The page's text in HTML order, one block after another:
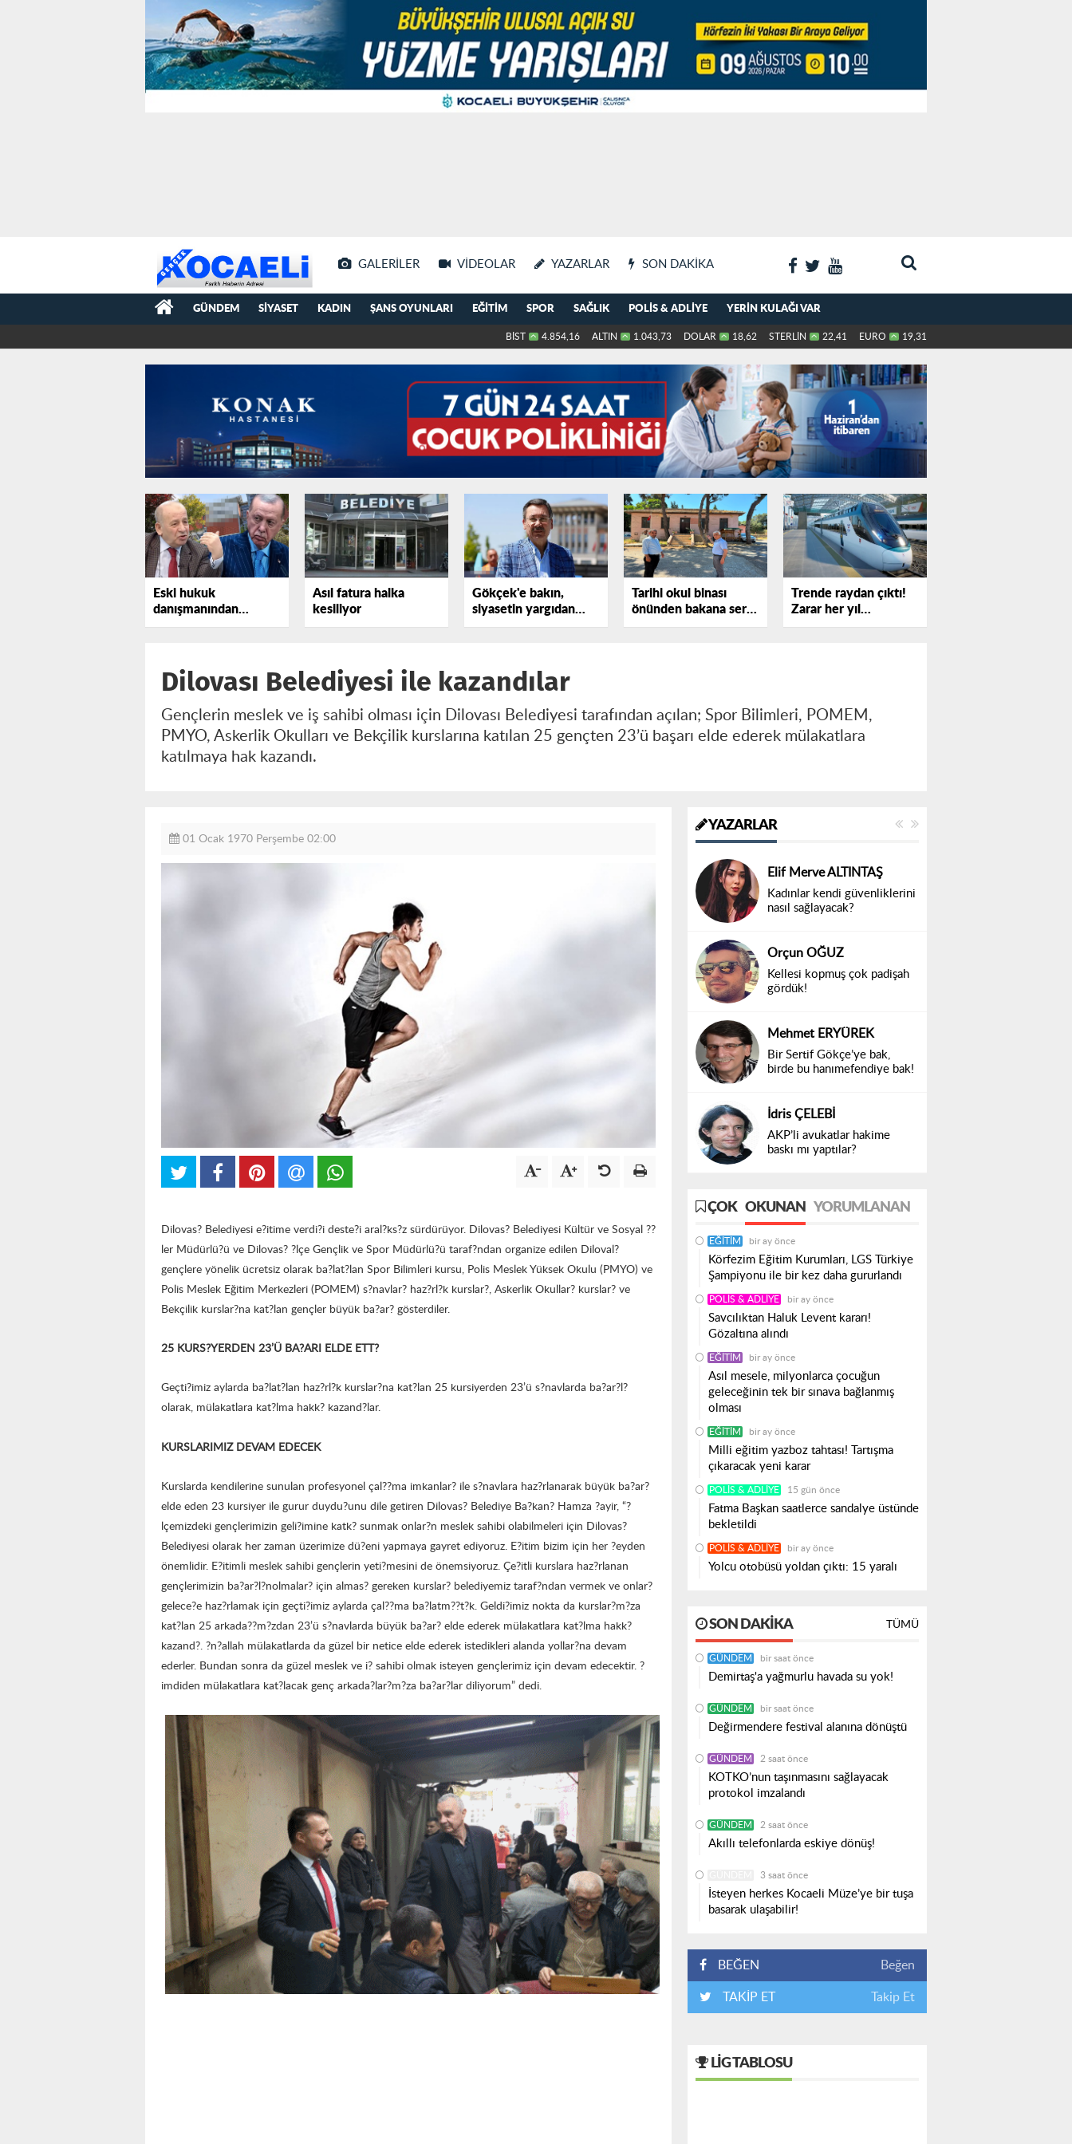
GALERILER VIDEOLAR YAZARLAR SON DAKIKA
GÜNDEM SIYASET KADIN ŞANS OYUNLARI EĞITIM SPOR SAĞLIK POLIS & ADLIYE YERIN KULAĞI VAR
BİST 4.854,16 ALTIN 1.043,73 DOLAR 18,62 STERLİN 22,41 EURO 19,31
Eski hukuk
danışmanından
Erdoğan'a bir uyarı
Asıl fatura halka
kesiliyor
Gökçek'e bakın,
siyasetin yargıdan
elini çekmediğini
Tarihi okul binası
önünden bakana sert
tepki gösterdi!
Trende raydan çıktı!
Zarar her yıl
katlanıyor
Dilovası Belediyesi ile kazandılar
Gençlerin meslek ve iş sahibi olması için Dilovası Belediyesi tarafından açılan; Spor Bilimleri, POMEM,
PMYO, Askerlik Okulları ve Bekçilik kurslarına katılan 25 gençten 23’ü başarı elde ederek mülakatlara
katılmaya hak kazandı.
01 Ocak 1970 Perşembe 02:00
Dilovas? Belediyesi e?itime verdi?i deste?i aral?ks?z sürdürüyor. Dilovas? Belediyesi Kültür ve Sosyal ??
ler Müdürlü?ü ve Dilovas? ?lçe Gençlik ve Spor Müdürlü?ü taraf?ndan organize edilen Diloval?
gençlere yönelik ücretsiz olarak ba?lat?lan Spor Bilimleri kursu, Polis Meslek Yüksek Okulu (PMYO) ve
Polis Meslek Eğitim Merkezleri (POMEM) s?navlar? haz?rl?k kurslar?, Askerlik Okullar? kurslar? ve
Bekçilik kurslar?na kat?lan gençler büyük ba?ar? gösterdiler.
25 KURS?YERDEN 23’Ü BA?ARI ELDE ETT?
Geçti?imiz aylarda ba?lat?lan haz?rl?k kurslar?na kat?lan 25 kursiyerden 23’ü s?navlarda ba?ar?l?
olarak, mülakatlara kat?lma hakk? kazand?lar.
KURSLARIMIZ DEVAM EDECEK
Kurslarda kendilerine sunulan profesyonel çal??ma imkanlar? ile s?navlara haz?rlanarak büyük ba?ar?
elde eden 23 kursiyer ile gurur duydu?unu dile getiren Dilovas? Belediye Ba?kan? Hamza ?ayir, “?
lçemizdeki gençlerimizin geli?imine katk? sunmak onlar?n meslek sahibi olabilmeleri için Dilovas?
Belediyesi olarak her zaman üzerimize dü?eni yapmaya gayret ediyoruz. E?itim bizim için her ?eyden
önemlidir. E?itimli meslek sahibi gençlerin yeti?mesini de önemsiyoruz. Çe?itli kurslara haz?rlanan
gençlerimizin ba?ar?l?nolmalar? için almas? gereken kurslar? belediyemiz taraf?ndan vermek ve onlar?
gelece?e haz?rlamak için geçti?imiz aylarda çal??ma ba?latm??t?k. Geldi?imiz nokta da kurslar?m?za
kat?lan 25 arkada??m?zdan 23’ü s?navlarda büyük ba?ar? elde ederek mülakatlara kat?lma hakk?
kazand?. ?n?allah mülakatlarda da güzel bir netice elde ederek istedikleri alanda yollar?na devam
ederler. Bundan sonra da güzel meslek ve i? sahibi olmak isteyen gençlerimiz için devam edecektir. ?
imdiden mülakatlara kat?lacak genç arkada?lar?m?za ba?ar?lar diliyorum” dedi.
YAZARLAR
Elif Merve ALTINTAŞ
Kadınlar kendi güvenliklerini
nasıl sağlayacak?
Orçun OĞUZ
Kellesi kopmuş çok padişah
gördük!
Mehmet ERYÜREK
Bir Sertif Gökçe’ye bak,
birde bu hanımefendiye bak!
İdris ÇELEBİ
AKP’li avukatlar hakime
baskı mı yaptılar?
ÇOK OKUNAN YORUMLANAN
EĞITIM bir ay önce
Körfezim Eğitim Kurumları, LGS Türkiye
Şampiyonu ile bir kez daha gururlandı
POLIS & ADLIYE bir ay önce
Savcılıktan Haluk Levent kararı!
Gözaltına alındı
EĞITIM bir ay önce
Asıl mesele, milyonlarca çocuğun
geleceğinin tek bir sınava bağlanmış
olması
EĞITIM bir ay önce
Milli eğitim yazboz tahtası! Tartışma
çıkaracak yeni karar
POLIS & ADLIYE 15 gün önce
Fatma Başkan saatlerce sandalye üstünde
bekletildi
POLIS & ADLIYE bir ay önce
Yolcu otobüsü yoldan çıktı: 15 yaralı
SON DAKIKA TÜMÜ
GÜNDEM bir saat önce
Demirtaş'a yağmurlu havada su yok!
GÜNDEM bir saat önce
Değirmendere festival alanına dönüştü
GÜNDEM 2 saat önce
KOTKO’nun taşınmasını sağlayacak
protokol imzalandı
GÜNDEM 2 saat önce
Akıllı telefonlarda eskiye dönüş!
3 saat önce
İsteyen herkes Kocaeli Müze’ye bir tuşa
basarak ulaşabilir!
BEĞEN Beğen
TAKİP ET Takip Et
LIG TABLOSU